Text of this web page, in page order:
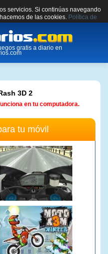
servicios. Si continúas navegando
de las cookies. Política de
gratis a diario en
3D 2
en tu computadora.
tu móvil